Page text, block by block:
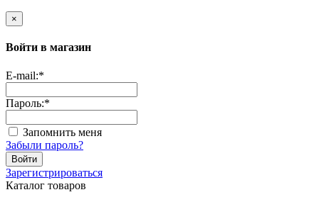
×
Войти в магазин
E-mail:*
Пароль:*
Запомнить меня
Забыли пароль?
Войти
Зарегистрироваться
Каталог товаров